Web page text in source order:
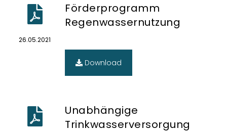
26.05.2021
Förderprogramm
Regenwassernutzung
Download
Unabhängige
Trinkwasserversorgung